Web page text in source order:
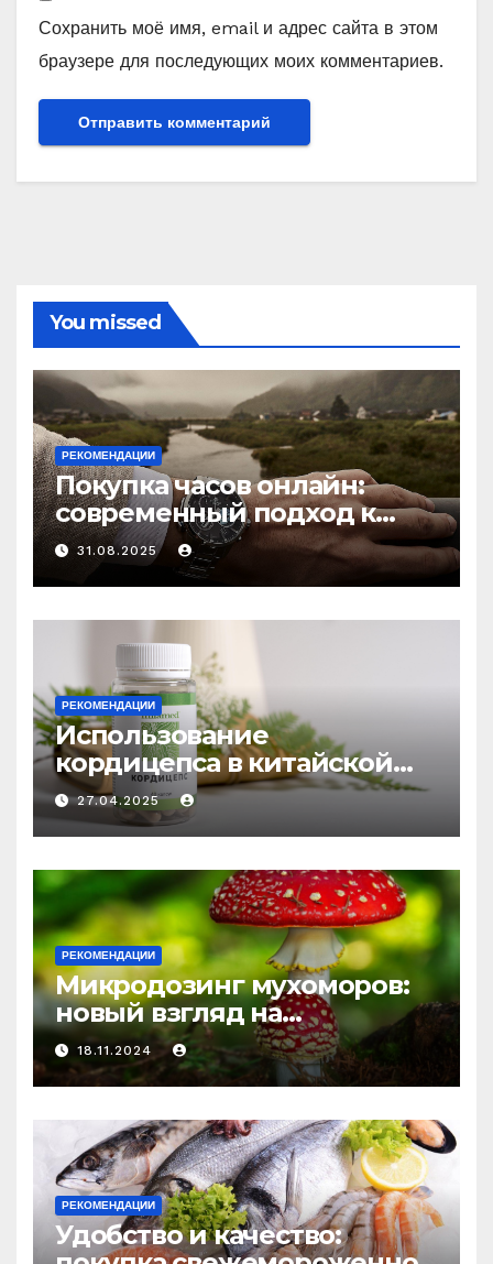
Сохранить моё имя, email и адрес сайта в этом
браузере для последующих моих комментариев.
You missed
РЕКОМЕНДАЦИИ
Покупка часов онлайн:
современный подход к
выбору аксессуаров
31.08.2025
РЕКОМЕНДАЦИИ
Использование
кордицепса в китайской
медицине: природное
средство против усталости
и истощения
27.04.2025
РЕКОМЕНДАЦИИ
Микродозинг мухоморов:
новый взгляд на
психоделику
18.11.2024
РЕКОМЕНДАЦИИ
Удобство и качество: